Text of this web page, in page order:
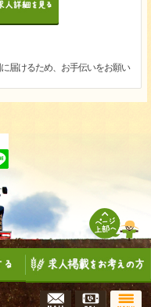
届けるため、お手伝いをお願い